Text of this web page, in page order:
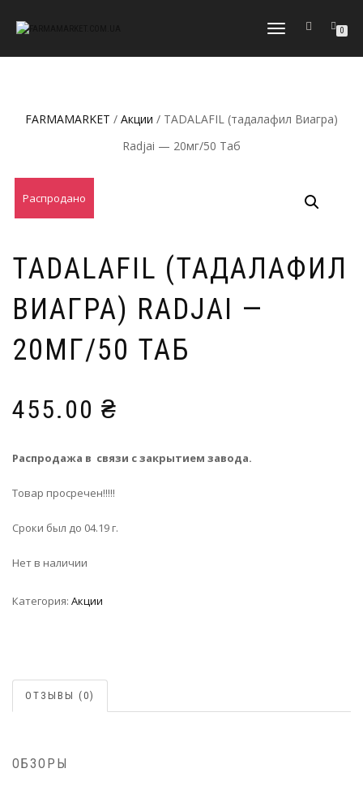
ПЕРЕКЛЮЧИТЬ
0
FARMAMARKET / Акции / TADALAFIL (тадалафил Виагра)
Radjai — 20мг/50 Таб
Распродано
TADALAFIL (ТАДАЛАФИЛ
ВИАГРА) RADJAI —
20МГ/50 ТАБ
455.00 ₴
Распродажа в связи с закрытием завода.
Товар просречен!!!!!
Сроки был до 04.19 г.
Нет в наличии
Категория: Акции
ОТЗЫВЫ (0)
ОБЗОРЫ